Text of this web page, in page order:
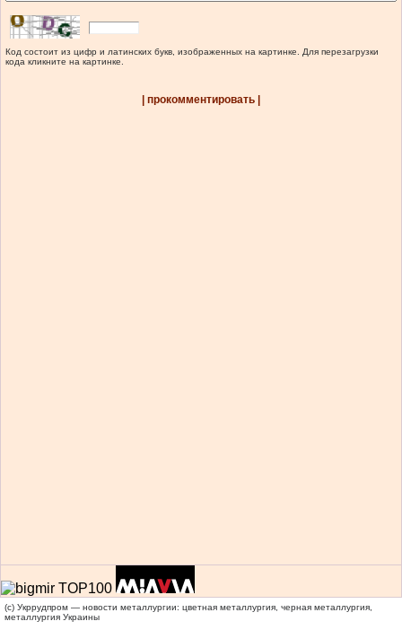
Код состоит из цифр и латинских букв, изображенных на картинке. Для перезагрузки
кода кликните на картинке.
| прокомментировать |
(c) Укррудпром — новости металлургии: цветная металлургия, черная металлургия,
металлургия Украины